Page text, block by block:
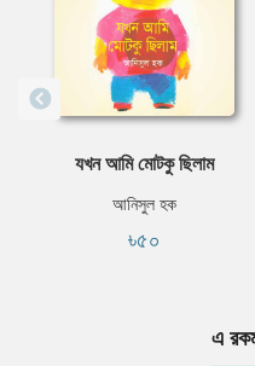
যখন আমি মোটকু ছিলাম
আনিসুল হক
৳৫০
এ